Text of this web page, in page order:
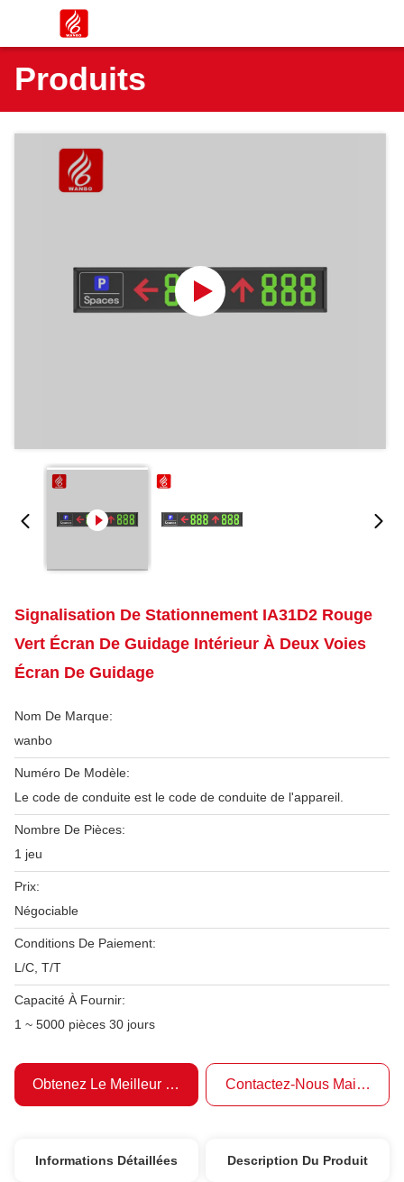
Produits
Signalisation De Stationnement IA31D2 Rouge
Vert Écran De Guidage Intérieur À Deux Voies
Écran De Guidage
Nom De Marque:
wanbo
Numéro De Modèle:
Le code de conduite est le code de conduite de l'appareil.
Nombre De Pièces:
1 jeu
Prix:
Négociable
Conditions De Paiement:
L/C, T/T
Capacité À Fournir:
1 ~ 5000 pièces 30 jours
Obtenez Le Meilleur Prix Contactez-Nous Maintenant
Informations Détaillées Description Du Produit